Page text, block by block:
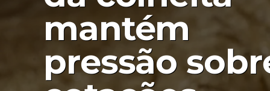
mantém
pressão